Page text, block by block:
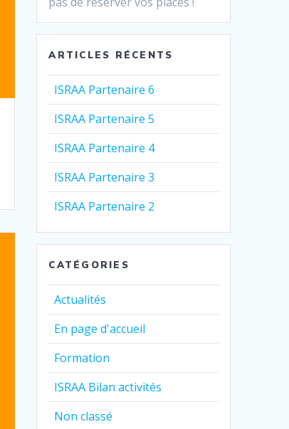
ARTICLES RÉCENTS
ISRAA Partenaire 6
ISRAA Partenaire 5
ISRAA Partenaire 4
ISRAA Partenaire 3
ISRAA Partenaire 2
CATÉGORIES
Actualités
En page d'accueil
Formation
ISRAA Bilan activités
Non classé